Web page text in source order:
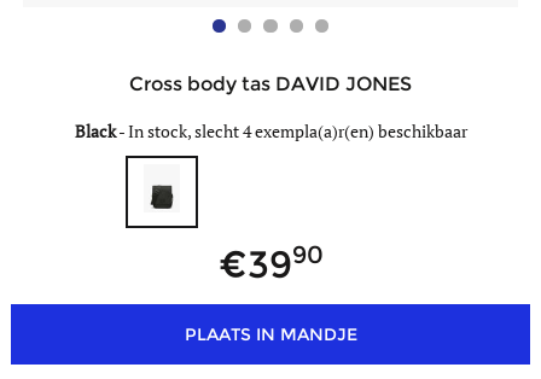
Cross body tas DAVID JONES
Black-In stock, slecht 4 exempla(a)r(en) beschikbaar
3990
PLAATS IN MANDJE